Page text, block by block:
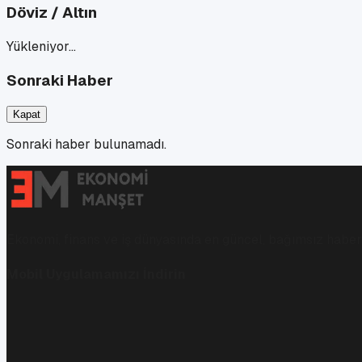
Döviz / Altın
Yükleniyor…
Sonraki Haber
Kapat
Sonraki haber bulunamadı.